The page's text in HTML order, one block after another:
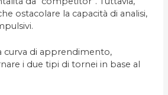
ostacolare la capacità di analisi,
curva di apprendimento,
i due tipi di tornei in base al